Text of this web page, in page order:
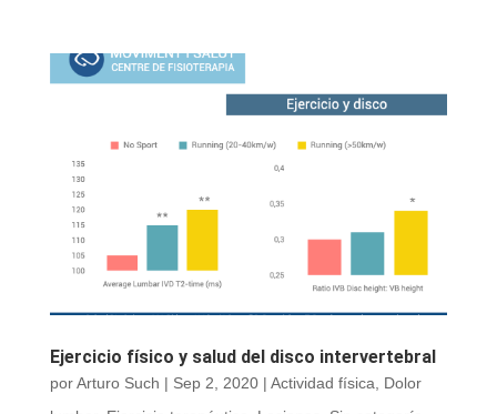
Ejercicio físico y salud del disco intervertebral
porArturo Such | Sep 2, 2020| Actividad física
Dolor